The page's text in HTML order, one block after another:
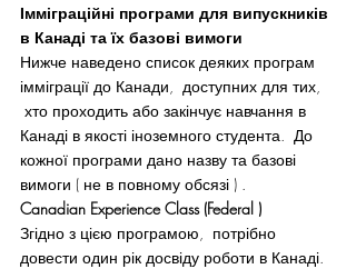
Імміграційні програми для випускників
в Канаді та їх базові вимоги
Нижче наведено список деяких програм
імміграції до Канади,  доступних для тих,
хто проходить або закінчує навчання в
Канаді в якості іноземного студента.  До
кожної програми дано назву та базові
вимоги ( не в повному обсязі ) .
Canadian Experience Class (Federal )
Згідно з цією програмою,  потрібно
довести один рік досвіду роботи в Канаді.